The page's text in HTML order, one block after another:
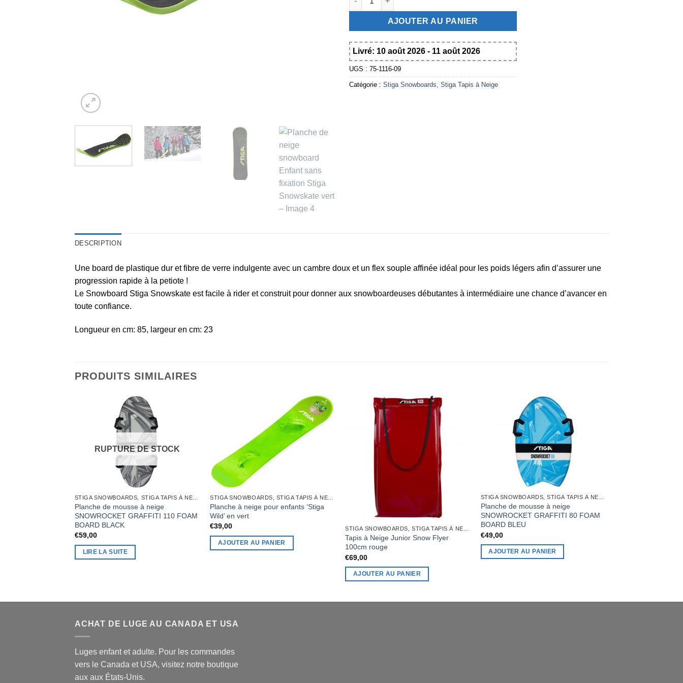
AJOUTER AU PANIER
Livré: 10 août 2026 - 11 août 2026
UGS : 75-1116-09
Catégorie : Stiga Snowboards, Stiga Tapis à Neige
DESCRIPTION
Une board de plastique dur et fibre de verre indulgente avec un cambre doux et un flex souple affinée idéal pour les poids légers afin d’assurer une
progression rapide à la petiote !
Le Snowboard Stiga Snowskate est facile à rider et construit pour donner aux snowboardeuses débutantes à intermédiaire une chance d’avancer en
toute confiance.
Longueur en cm: 85, largeur en cm: 23
PRODUITS SIMILAIRES
RUPTURE DE STOCK
Planche de mousse à neige
SNOWROCKET GRAFFITI 110 FOAM
BOARD BLACK
€59,00
LIRE LA SUITE
Planche à neige pour enfants ‘Stiga
Wild’ en vert
€39,00
AJOUTER AU PANIER
STIGA SNOWBOARDS, STIGA TAPIS À NEIGE
Tapis à Neige Junior Snow Flyer
100cm rouge
€69,00
AJOUTER AU PANIER
Planche de mousse à neige
SNOWROCKET GRAFFITI 80 FOAM
BOARD BLEU
€49,00
AJOUTER AU PANIER
ACHAT DE LUGE AU CANADA ET USA
Luges enfant et adulte. Pour les commandes
vers le Canada et USA, visitez notre boutique
aux aux États-Unis.